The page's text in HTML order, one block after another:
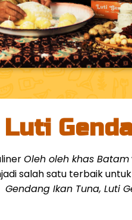
Luti
Oleh oleh khas Batam
salah satu terbaik
Gendang Ikan Tuna, Luti